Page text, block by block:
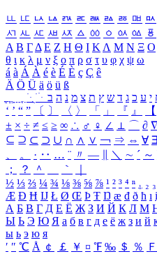
ㅥ ㅦ ㅧ ㅨ ㅩ ㅪ ㅫ ㅬ ㅭ ㅮ ㅯ
ㅺ ㅻ ㅼ ㅽ ㅾ ㅿ ㆀ ㆁ ㆂ ㆃ ㆄ
Α Β ΓΔ Ε Ζ Η Θ Ι ΚΛ Μ Ν Ξ Ο
θ ι κ λ μ ν ξ ο π ρ σ τ υ φ χ ψ ω
á à Á À é è É È ç Ç ê
Ä Ö Ü ä ö ü ß
ִֶֹ ֻּ ׁׂ י ע כ ג ד ש ץ ת צ מ נ ה ב
‘ ’ “ ” 〔 〕 〈 〉 「 」 『 』 【
± × ÷ ≠ ≤ ≥ ∞ ∴ ♂ ♀ ∠ ⊥ ⌒ ∂ ∇
⊆ ⊇ ⊂ ⊃ ∪ ∩ ∧ ∨ ￢ ⇒ ⇔ ∀ ∃
、
。 · ‥ … ¨ 〃 ― ＼ ∼ ´ ～
；
？ ＾ ｀
½ ⅓ ⅔ ¼ ¾ ⅛ ⅜ ⅝ ⅞ ¹ ² ³ ⁴ ⁿ ₁ ₂ ₃
Æ Ð Ħ Ĳ Ł Ø Œ Þ Ŧ Ŋ æ đ ð ħ ı
А Б В Г Д Е Ё Ж З И Й К Л М
Ы Ь Э Ю Я а б в г д е ё ж з и й
ы ь э ю я
′ ″ ℃ Å ￠ ￡ ￥ ¤ ℉ ‰ ＄ ％ Ｆ